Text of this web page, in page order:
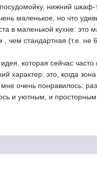
нижний
маленькое, но что
в маленькой кухне: это
чем стандартная (т.е.
которая сейчас
характер: это, когда
очень понравилось:
и уютным, и